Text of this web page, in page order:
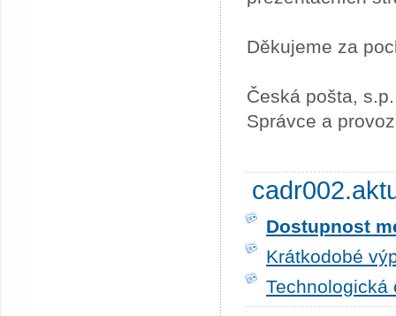
Děkujeme za
Česká pošta, s.p.
Správce a
Dostupnost
Krátkodobé
Technologická